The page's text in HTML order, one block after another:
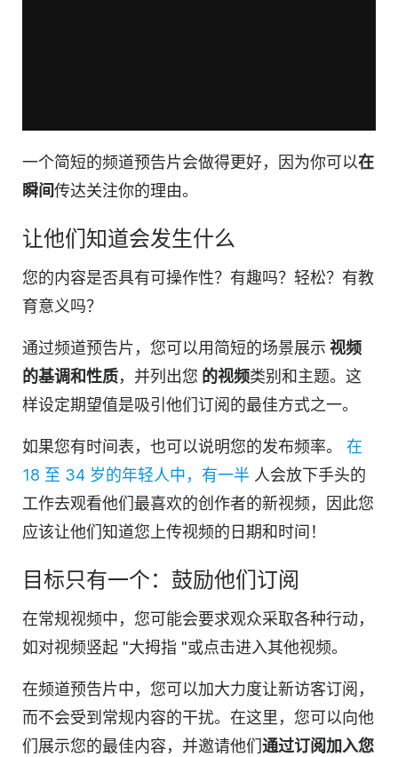
一个简短的频道预告片会做得更好，因为你可以在
瞬间传达关注你的理由。
让他们知道会发生什么
您的内容是否具有可操作性？有趣吗？轻松？有教
育意义吗？
通过频道预告片，您可以用简短的场景展示 视频
的基调和性质，并列出您 的视频类别和主题。这
样设定期望值是吸引他们订阅的最佳方式之一。
如果您有时间表，也可以说明您的发布频率。 在
18 至 34 岁的年轻人中，有一半 人会放下手头的
工作去观看他们最喜欢的创作者的新视频，因此您
应该让他们知道您上传视频的日期和时间！
目标只有一个：鼓励他们订阅
在常规视频中，您可能会要求观众采取各种行动，
如对视频竖起 "大拇指 "或点击进入其他视频。
在频道预告片中，您可以加大力度让新访客订阅，
而不会受到常规内容的干扰。在这里，您可以向他
们展示您的最佳内容，并邀请他们通过订阅加入您